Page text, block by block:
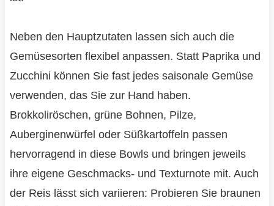
Neben den Hauptzutaten lassen sich auch die
Gemüsesorten flexibel anpassen. Statt Paprika und
Zucchini können Sie fast jedes saisonale Gemüse
verwenden, das Sie zur Hand haben.
Brokkoliröschen, grüne Bohnen, Pilze,
Auberginenwürfel oder Süßkartoffeln passen
hervorragend in diese Bowls und bringen jeweils
ihre eigene Geschmacks- und Texturnote mit. Auch
der Reis lässt sich variieren: Probieren Sie braunen